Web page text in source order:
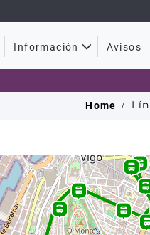
Información Avisos
Home